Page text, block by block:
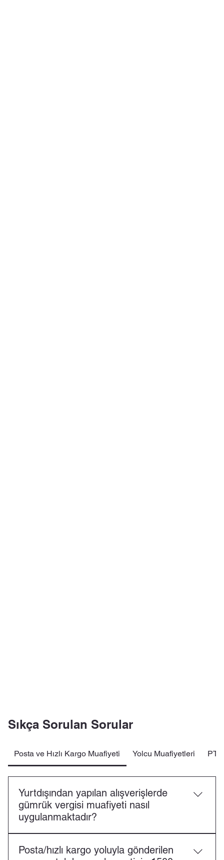
Sıkça Sorulan Sorular
Posta ve Hızlı Kargo Muafiyeti Yolcu Muafiyetleri PTT
Yurtdışından yapılan alışverişlerde
gümrük vergisi muafiyeti nasıl
uygulanmaktadır?
ya da hızlı kargo taşımacılığı yoluyla gelen ve ticari
Posta/hızlı kargo yoluyla gönderilen